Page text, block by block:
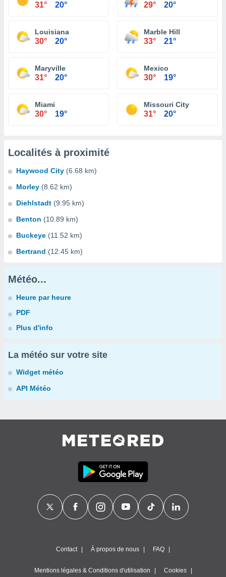
31° 20° 29° 20°
Louisiana
30° 20°
Marble Hill
33° 21°
Maryville
31° 20°
Mexico
30° 19°
Miami
30° 19°
Missouri City
31° 20°
Localités à proximité
Haywood City (6.68 km)
Morley (8.62 km)
Diehlstadt (9.95 km)
Benton (10.89 km)
Buckeye (11.52 km)
Bertrand (12.45 km)
Météo...
Heure par heure
PDF
Plus d'info
La météo sur votre site
Widget météo
API Météo
Contact À propos de nous FAQ
Mentions légales & Conditions d'utilisation Cookies